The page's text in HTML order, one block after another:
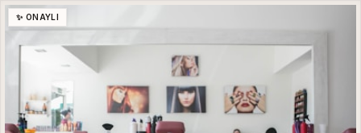
✨ ONAYLI